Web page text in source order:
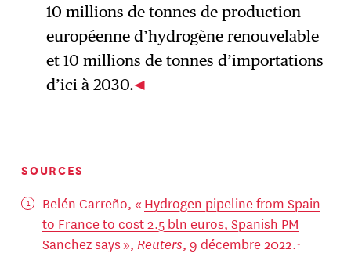
10 millions de tonnes de production
européenne d’hydrogène renouvelable
et 10 millions de tonnes d’importations
d’ici à 2030.
SOURCES
Belén Carreño, « Hydrogen pipeline from Spain
to France to cost 2.5 bln euros, Spanish PM
Sanchez says», Reuters, 9 décembre 2022.